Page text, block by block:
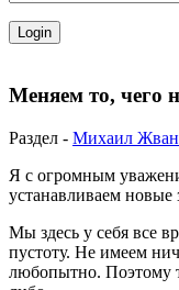
Меняем то, чего
Раздел - Михаил
Я с огромным
устанавливаем
Мы здесь у себя все
пустоту. Не имеем
любопытно. Поэтому